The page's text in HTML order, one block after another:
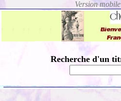
Recherche d'un